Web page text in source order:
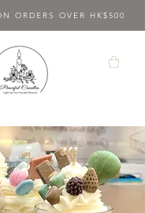
ORDERS OVER HK$500